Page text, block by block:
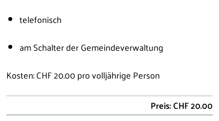
telefonisch
am Schalter der Gemeindeverwaltung
Kosten: CHF 20.00 pro volljährige Person
Preis: CHF 20.00